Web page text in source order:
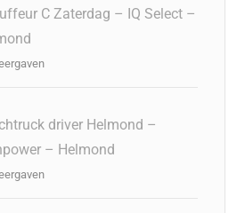
C Zaterdag – IQ Select –
driver Helmond –
– Helmond